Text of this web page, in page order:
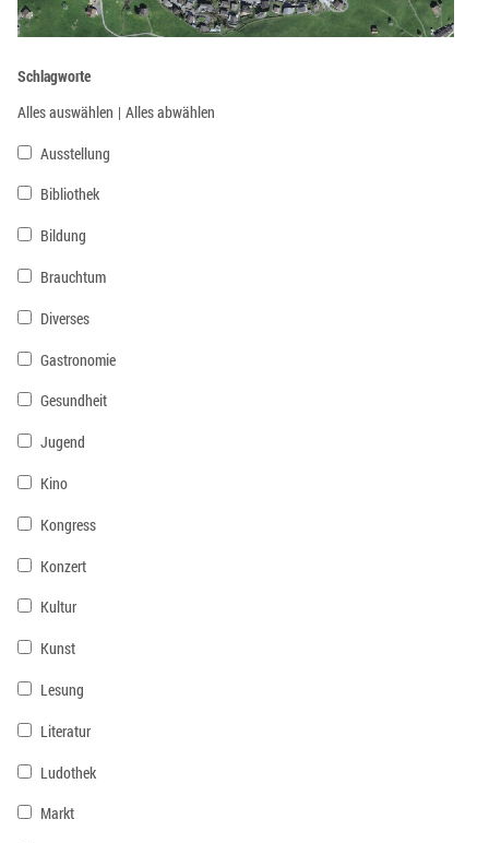
Schlagworte
Alles auswählen | Alles abwählen
Ausstellung
Bibliothek
Bildung
Brauchtum
Diverses
Gastronomie
Gesundheit
Jugend
Kino
Kongress
Konzert
Kultur
Kunst
Lesung
Literatur
Ludothek
Markt